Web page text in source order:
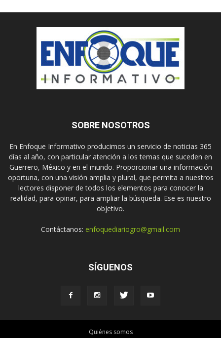
SOBRE NOSOTROS
En Enfoque Informativo producimos un servicio de noticias 365
días al año, con particular atención a los temas que suceden en
Guerrero, México y en el mundo. Proporcionar una información
oportuna, con una visión amplia y plural, que permita a nuestros
lectores disponer de todos los elementos para conocer la
realidad, para opinar, para ampliar la búsqueda. Ese es nuestro
objetivo.
Contáctanos: enfoquediariogro@gmail.com
SÍGUENOS
Quiénes somos